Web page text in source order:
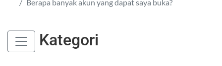
Berapa banyak akun yang dapat saya buka?
Kategori